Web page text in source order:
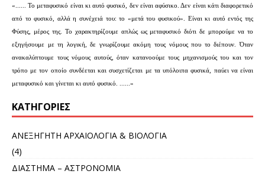
«...... Το μεταφυσικό είναι κι αυτό φυσικό, δεν είναι αφύσικο. Δεν είναι κάτι διαφορετικό
από το φυσικό, αλλά η συνέχειά του: το «μετά του φυσικού». Είναι κι αυτό εντός της
Φύσης, μέρος της. Το χαρακτηρίζουμε απλώς ως μεταφυσικό διότι δε μπορούμε να το
εξηγήσουμε με τη λογική, δε γνωρίζουμε ακόμη τους νόμους που το διέπουν. Όταν
ανακαλύπτουμε τους νόμους αυτούς, όταν κατανοούμε τους μηχανισμούς του και τον
τρόπο με τον οποίο συνδέεται και συσχετίζεται με τα υπόλοιπα φυσικά, παύει να είναι
μεταφυσικό και γίνεται κι αυτό φυσικό. ......»
KΑΤΗΓΟΡΊΕΣ
ΑΝΕΞΗΓΗΤΗ ΑΡΧΑΙΟΛΟΓΙΑ & ΒΙΟΛΟΓΙΑ
(4)
ΔΙΑΣΤΗΜΑ – ΑΣΤΡΟΝΟΜΙΑ